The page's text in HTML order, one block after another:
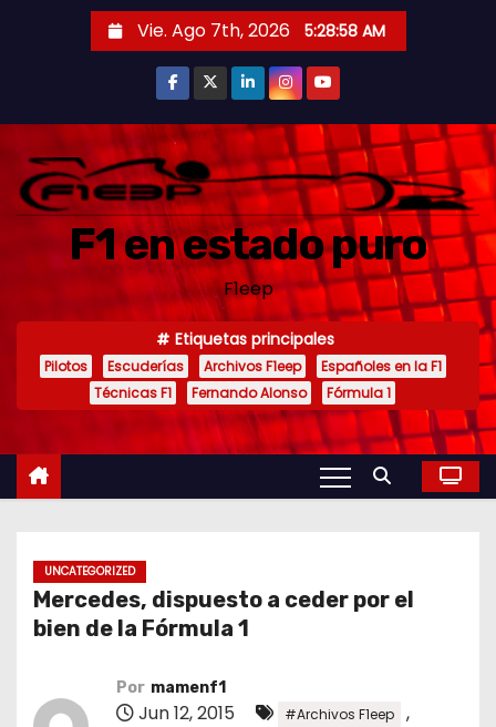
i
Vie. Ago 7th, 2026 5:29:00 AM
F1 en estado puro
F1eep
Etiquetas principales
Pilotos Escuderías Archivos F1eep
Españoles en la F1
Técnicas F1
Fernando Alonso Fórmula 1
UNCATEGORIZED
Mercedes, dispuesto a ceder por el
bien de la Fórmula 1
Por mamenf1
Jun 12, 2015 #Archivos F1eep ,